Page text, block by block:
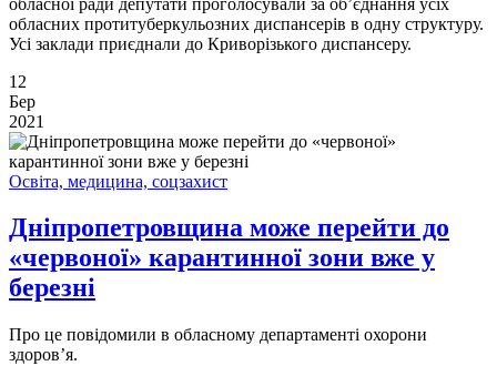
обласних протитуберкульозних диспансерів в одну структуру.
Усі заклади приєднали до Криворізького диспансеру.
12
Бер
2021
Освіта, медицина, соцзахист
Дніпропетровщина може перейти до
«червоної» карантинної зони вже у
березні
Про це повідомили в обласному департаменті охорони
здоров’я.